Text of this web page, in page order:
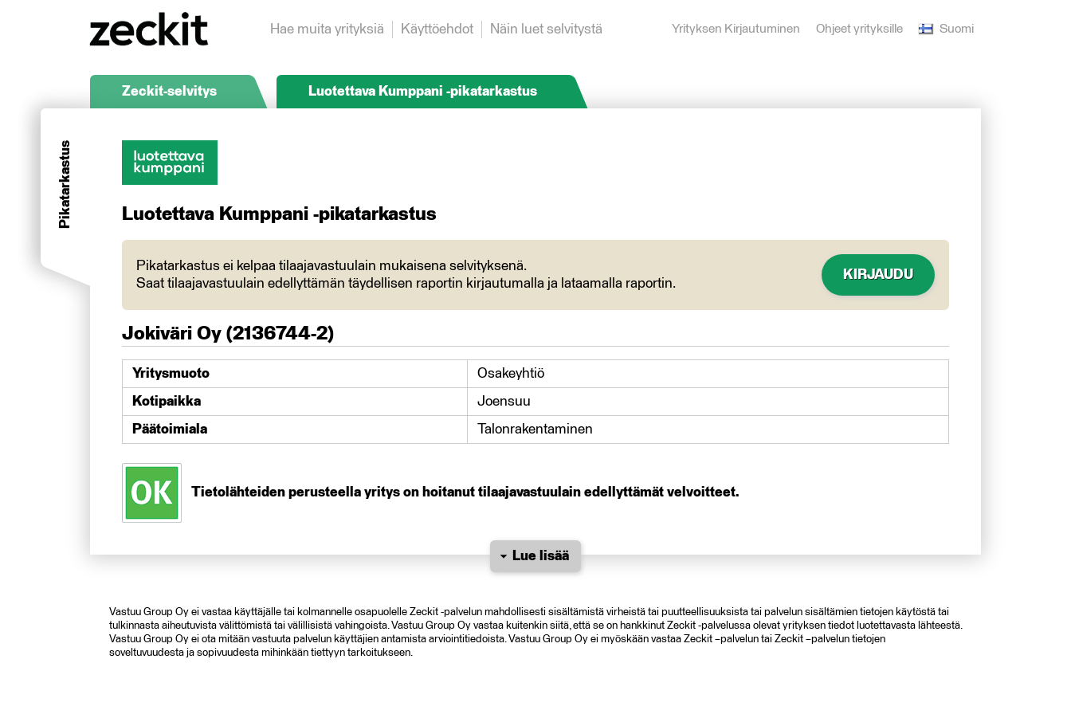
Hae muita yrityksiä Käyttöehdot Näin luet selvitystä Yrityksen Kirjautuminen Ohjeet yrityksille Suomi
Zeckit-selvitys Luotettava Kumppani -pikatarkastus
Pikatarkastus Luotettava Kumppani -pikatarkastus
Pikatarkastus ei kelpaa tilaajavastuulain mukaisena selvityksenä.
Saat tilaajavastuulain edellyttämän täydellisen raportin kirjautumalla ja lataamalla raportin.
KIRJAUDU
Jokiväri Oy(2136744-2)
Yritysmuoto
Osakeyhtiö
Kotipaikka
Joensuu
Päätoimiala
Talonrakentaminen
Tietolähteiden perusteella yritys on hoitanut tilaajavastuulain edellyttämät velvoitteet.
Lue lisää
Vastuu Group Oy ei vastaa käyttäjälle tai kolmannelle osapuolelle Zeckit -palvelun mahdollisesti sisältämistä virheistä tai puutteellisuuksista tai palvelun sisältämien tietojen käytöstä tai
tulkinnasta aiheutuvista välittömistä tai välillisistä vahingoista. Vastuu Group Oy vastaa kuitenkin siitä, että se on hankkinut Zeckit -palvelussa olevat yrityksen tiedot luotettavasta lähteestä.
Vastuu Group Oy ei ota mitään vastuuta palvelun käyttäjien antamista arviointitiedoista. Vastuu Group Oy ei myöskään vastaa Zeckit –palvelun tai Zeckit –palvelun tietojen
soveltuvuudesta ja sopivuudesta mihinkään tiettyyn tarkoitukseen.